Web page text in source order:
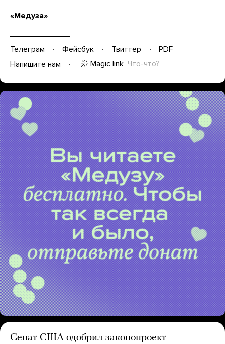
«Медуза»
Телеграм Фейсбук Твиттер
PDF
Напишите нам
Magic link Что-что?
Сенат США одобрил законопроект